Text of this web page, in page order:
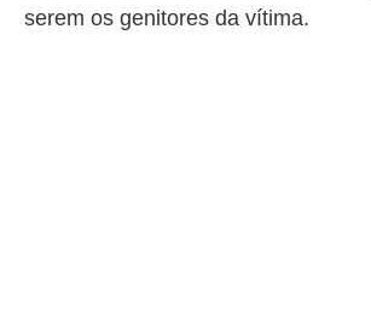
serem os genitores da vítima.